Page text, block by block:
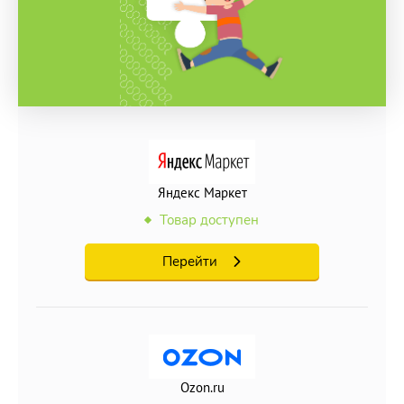
Яндекс Маркет
Товар доступен
Перейти
Ozon.ru